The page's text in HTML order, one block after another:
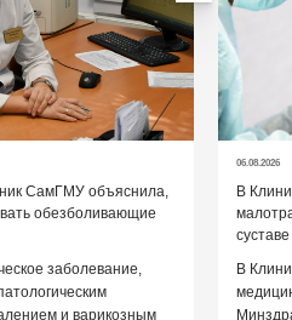
СамГМУ объяснила,
обезболивающие
заболевание,
и варикозным
06.08.2026
В
суставе
В